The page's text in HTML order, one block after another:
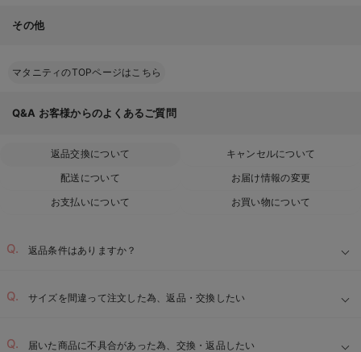
その他
マタニティのTOPページはこちら
Q&A お客様からのよくあるご質問
返品交換について
キャンセルについて
配送について
お届け情報の変更
お支払いについて
お買い物について
返品条件はありますか？
サイズを間違って注文した為、返品・交換したい
届いた商品に不具合があった為、交換・返品したい